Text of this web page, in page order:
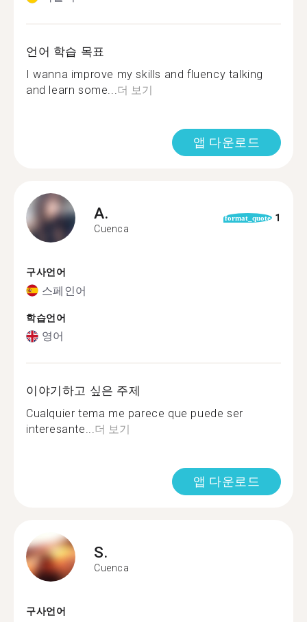
언어 학습 목표
I wanna improve my skills and fluency talking
and learn some...더 보기
앱 다운로드
A.
Cuenca
format_quote 1
구사언어
스페인어
학습언어
영어
이야기하고 싶은 주제
Cualquier tema me parece que puede ser
interesante...더 보기
앱 다운로드
S.
Cuenca
구사언어